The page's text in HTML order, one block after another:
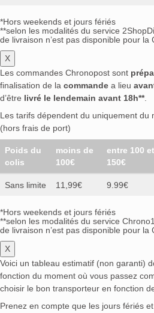
*Hors weekends et jours fériés
**selon les modalités du service
de livraison n’est pas disponible pour la
X
Les commandes Chronopost sont
finalisation de la commande a lieu
d’être livré le lendemain avant 18h**.
Les tarifs dépendent du uniquement du
(hors frais de port)
Poids du
colis
moins de
100€
entre 100 et
150€
Sans limite 11,99€ 9.99€
*Hors weekends et jours fériés
**selon les modalités du service
de livraison n’est pas disponible pour la
X
Voici un tableau estimatif (non garanti)
fonction du moment où vous passez
choisir le bon transporteur en fonction
Prenez en compte que les jours fériés